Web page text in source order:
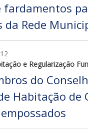
fardamentos
Rede
e Regularização
do
Habitação de